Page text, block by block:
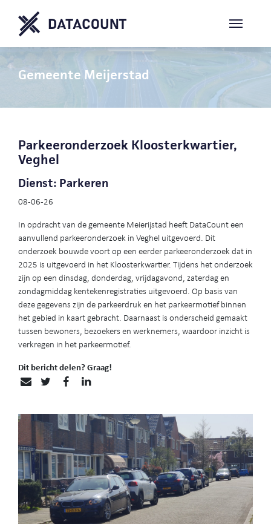
Gemeente Meijerstad
Parkeeronderzoek Kloosterkwartier,
Veghel
Dienst: Parkeren
08-06-26
In opdracht van de gemeente Meierijstad heeft DataCount een
aanvullend parkeeronderzoek in Veghel uitgevoerd. Dit
onderzoek bouwde voort op een eerder parkeeronderzoek dat in
2025 is uitgevoerd in het Kloosterkwartier. Tijdens het onderzoek
zijn op een dinsdag, donderdag, vrijdagavond, zaterdag en
zondagmiddag kentekenregistraties uitgevoerd. Op basis van
deze gegevens zijn de parkeerdruk en het parkeermotief binnen
het gebied in kaart gebracht. Daarnaast is onderscheid gemaakt
tussen bewoners, bezoekers en werknemers, waardoor inzicht is
verkregen in het parkeermotief.
Dit bericht delen? Graag!